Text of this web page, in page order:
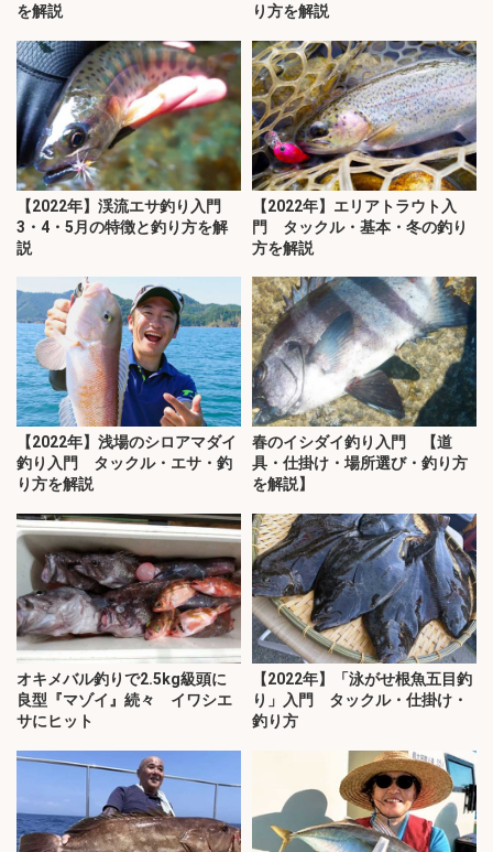
を解説
り方を解説
【2022年】渓流エサ釣り入門
3・4・5月の特徴と釣り方を解
説
【2022年】エリアトラウト入
門 タックル・基本・冬の釣り
方を解説
【2022年】浅場のシロアマダイ
釣り入門 タックル・エサ・釣
り方を解説
春のイシダイ釣り入門 【道
具・仕掛け・場所選び・釣り方
を解説】
オキメバル釣りで2.5kg級頭に
良型『マゾイ』続々 イワシエ
サにヒット
【2022年】「泳がせ根魚五目釣
り」入門 タックル・仕掛け・
釣り方